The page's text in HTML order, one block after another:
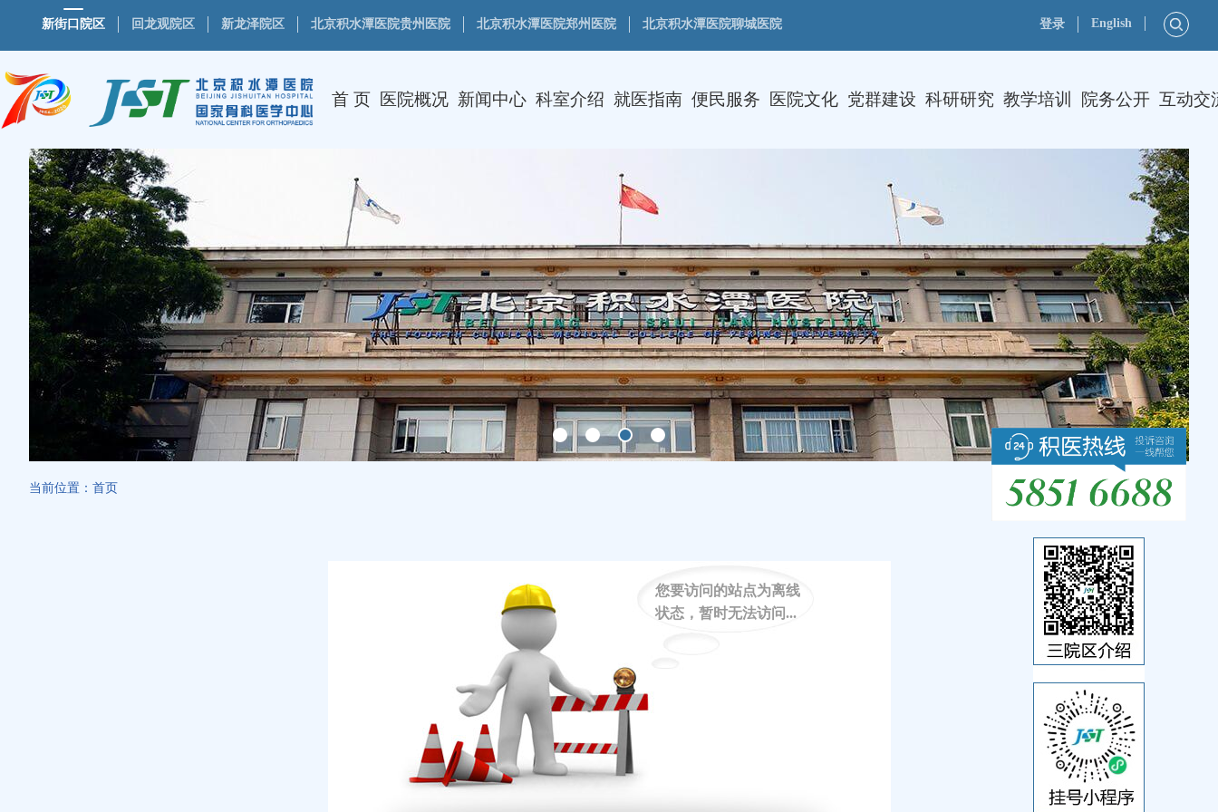
新街口院区 回龙观院区 新龙泽院区 北京积水潭医院贵州医院 北京积水潭医院郑州医院 北京积水潭医院聊城医院 登录 English
首 页 医院概况 新闻中心 科室介绍 就医指南 便民服务 医院文化 党群建设 科研研究 教学培训 院务公开 互动交
当前位置： 首页
您要访问的站点为离线
状态，暂时无法访问...